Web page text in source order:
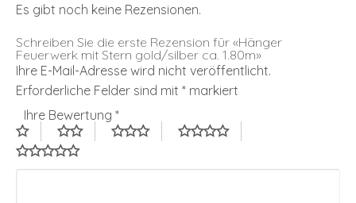
Es gibt noch keine Rezensionen.
Schreiben Sie die erste Rezension für «Hänger
Feuerwerk mit Stern gold/silber ca. 1.80m»
Ihre E-Mail-Adresse wird nicht veröffentlicht.
Erforderliche Felder sind mit * markiert
Ihre Bewertung *